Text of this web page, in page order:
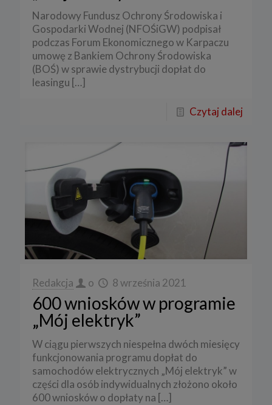
Narodowy Fundusz Ochrony Środowiska i
Gospodarki Wodnej (NFOŚiGW) podpisał
podczas Forum Ekonomicznego w Karpaczu
umowę z Bankiem Ochrony Środowiska
(BOŚ) w sprawie dystrybucji dopłat do
leasingu […]
Czytaj dalej
Redakcja o 8 września 2021
600 wniosków w programie
„Mój elektryk”
W ciągu pierwszych niespełna dwóch miesięcy
funkcjonowania programu dopłat do
samochodów elektrycznych „Mój elektryk” w
części dla osób indywidualnych złożono około
600 wniosków o dopłaty na […]